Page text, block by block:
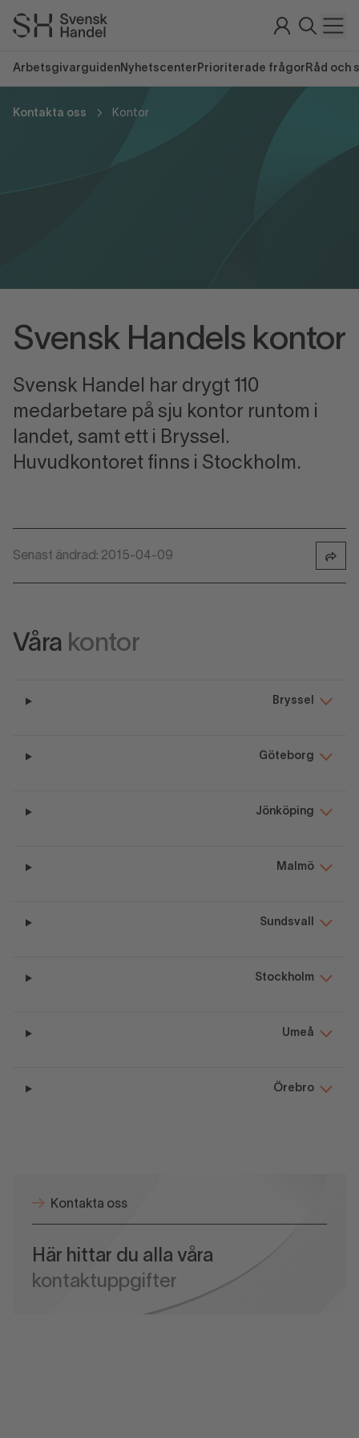
Arbetsgivarguiden Nyhetscenter Prioriterade frågor Råd och
Kontakta oss Kontor
Svensk Handels kontor
Svensk Handel har drygt 110
medarbetare på sju kontor runtom i
landet, samt ett i Bryssel.
Huvudkontoret finns i Stockholm.
Senast ändrad: 2015-04-09
Våra kontor
Bryssel
Göteborg
Jönköping
Malmö
Sundsvall
Stockholm
Umeå
Örebro
Kontakta oss
Här hittar du alla våra
kontaktuppgifter